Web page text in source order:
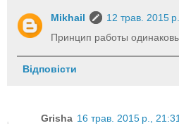
Mikhail
12 трав. 2015
Принцип работы
Відповісти
Grisha 16 трав. 2015 р.,